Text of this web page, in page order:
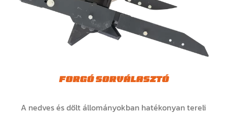
FORGÓ SORVÁLASZTÓ
A nedves és dőlt állományokban hatékonyan tereli